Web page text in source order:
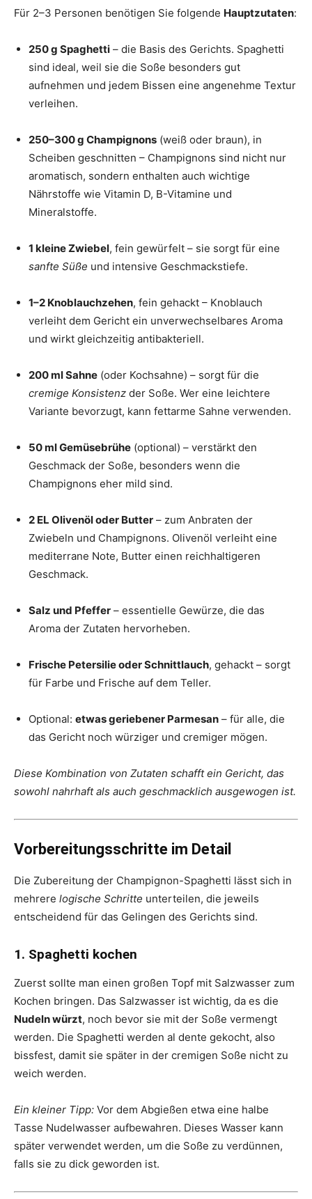
Für 2–3 Personen benötigen Sie folgende Hauptzutaten:
250 g Spaghetti – die Basis des Gerichts. Spaghetti
sind ideal, weil sie die Soße besonders gut
aufnehmen und jedem Bissen eine angenehme Textur
verleihen.
250–300 g Champignons (weiß oder braun), in
Scheiben geschnitten – Champignons sind nicht nur
aromatisch, sondern enthalten auch wichtige
Nährstoffe wie Vitamin D, B-Vitamine und
Mineralstoffe.
1 kleine Zwiebel, fein gewürfelt – sie sorgt für eine
sanfte Süße und intensive Geschmackstiefe.
1–2 Knoblauchzehen, fein gehackt – Knoblauch
verleiht dem Gericht ein unverwechselbares Aroma
und wirkt gleichzeitig antibakteriell.
200 ml Sahne (oder Kochsahne) – sorgt für die
cremige Konsistenz der Soße. Wer eine leichtere
Variante bevorzugt, kann fettarme Sahne verwenden.
50 ml Gemüsebrühe (optional) – verstärkt den
Geschmack der Soße, besonders wenn die
Champignons eher mild sind.
2 EL Olivenöl oder Butter – zum Anbraten der
Zwiebeln und Champignons. Olivenöl verleiht eine
mediterrane Note, Butter einen reichhaltigeren
Geschmack.
Salz und Pfeffer – essentielle Gewürze, die das
Aroma der Zutaten hervorheben.
Frische Petersilie oder Schnittlauch, gehackt – sorgt
für Farbe und Frische auf dem Teller.
Optional: etwas geriebener Parmesan – für alle, die
das Gericht noch würziger und cremiger mögen.
Diese Kombination von Zutaten schafft ein Gericht, das
sowohl nahrhaft als auch geschmacklich ausgewogen ist.
Vorbereitungsschritte im Detail
Die Zubereitung der Champignon-Spaghetti lässt sich in
mehrere logische Schritte unterteilen, die jeweils
entscheidend für das Gelingen des Gerichts sind.
1. Spaghetti kochen
Zuerst sollte man einen großen Topf mit Salzwasser zum
Kochen bringen. Das Salzwasser ist wichtig, da es die
Nudeln würzt, noch bevor sie mit der Soße vermengt
werden. Die Spaghetti werden al dente gekocht, also
bissfest, damit sie später in der cremigen Soße nicht zu
weich werden.
Ein kleiner Tipp: Vor dem Abgießen etwa eine halbe
Tasse Nudelwasser aufbewahren. Dieses Wasser kann
später verwendet werden, um die Soße zu verdünnen,
falls sie zu dick geworden ist.